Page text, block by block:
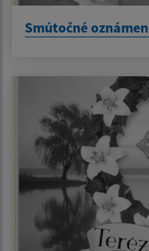
Smútočné